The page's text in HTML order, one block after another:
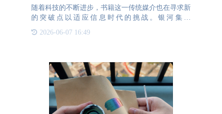
随着科技的不断进步，书籍这一传统媒介也在寻求新
的突破点以适应信息时代的挑战。银河集团
GALAXY防伪一书一码在图书行业不断研发创新新
技术，目前我们的可变隐形码技术已日益成熟，并逐
2026-06-07 16:49